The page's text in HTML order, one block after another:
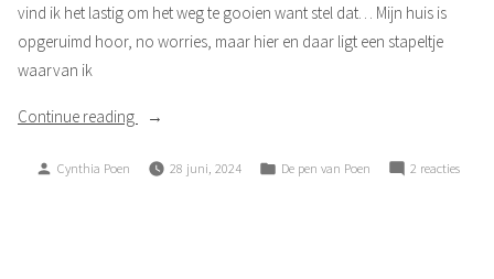
vind ik het lastig om het weg te gooien want stel dat… Mijn huis is
opgeruimd hoor, no worries, maar hier en daar ligt een stapeltje
waarvan ik
Continue reading “Weggooien”
Posted
Cynthia Poen 28 juni, 2024
Posted
De pen van Poen 2 reactiesop